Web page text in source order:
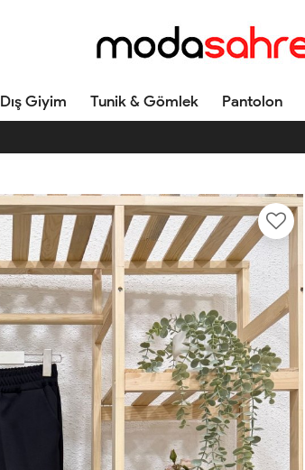
Dış Giyim Tunik & Gömlek Pantolon